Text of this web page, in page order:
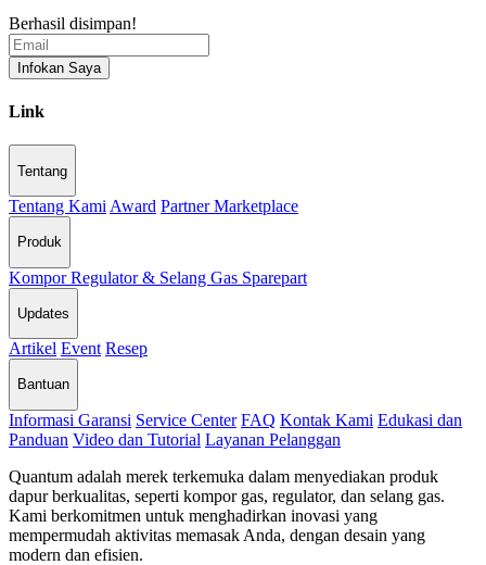
Berhasil disimpan!
Infokan Saya
Link
Tentang
Tentang Kami Award Partner Marketplace
Produk
KomporRegulator & Selang Gas Sparepart
Updates
Artikel Event Resep
Bantuan
Informasi Garansi Service Center FAQ Kontak Kami Edukasi dan
Panduan Video dan Tutorial Layanan Pelanggan
Quantum adalah merek terkemuka dalam menyediakan produk
dapur berkualitas, seperti kompor gas, regulator, dan selang gas.
Kami berkomitmen untuk menghadirkan inovasi yang
mempermudah aktivitas memasak Anda, dengan desain yang
modern dan efisien.